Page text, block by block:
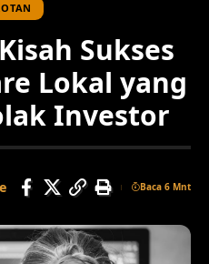
Sukses
Lokal yang
Investor
Baca 6 Mnt